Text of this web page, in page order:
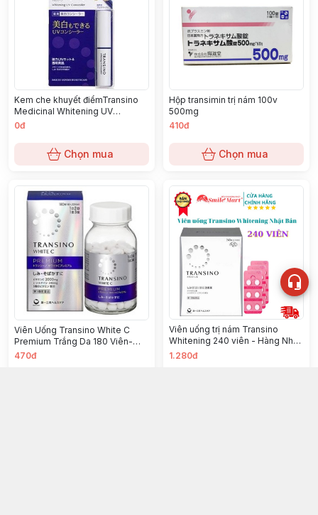
Kem che khuyết điểmTransino
Medicinal Whitening UV
Concealer (2.5g)
0đ
Chọn mua
Hộp transimin trị nám 100v
500mg
410đ
Chọn mua
Viên Uống Transino White C
Premium Trắng Da 180 Viên-
Mẫu Mới
470đ
Viên uống trị nám Transino
Whitening 240 viên - Hàng Nhật
nội địa (20h/th)
1.280đ